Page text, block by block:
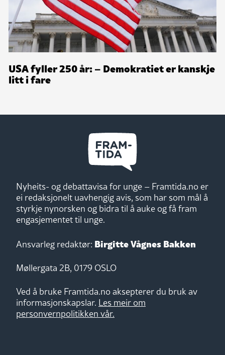
USA fyller 250 år: – Demokratiet er kanskje
litt i fare
Nyheits- og debattavisa for unge – Framtida.no er
ei redaksjonelt uavhengig avis, som har som mål å
styrkje nynorsken og bidra til å auke og få fram
engasjementet til unge.
Ansvarleg redaktør: Birgitte Vågnes Bakken
Møllergata 2B, 0179 OSLO
Ved å bruke Framtida.no aksepterer du bruk av
informasjonskapslar. Les meir om
personvernpolitikken vår.